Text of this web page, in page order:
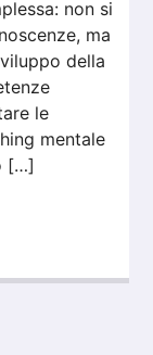
non si
ma
della
le
mentale
[…]